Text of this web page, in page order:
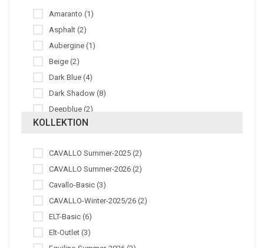
80 (11)
84 (10)
88 (10)
L (7)
M (9)
S (7)
XL (5)
XS (9)
Amaranto (1)
Asphalt (2)
Aubergine (1)
Beige (2)
Dark Blue (4)
Dark Shadow (8)
Deepblue (2)
Denim Blue (1)
Grey (1)
Leaf Green (1)
Marsh (1)
Mud Taupe (1)
Navy (8)
Night Blue (16)
KOLLEKTION
CAVALLO Summer-2025 (2)
CAVALLO Summer-2026 (2)
Cavallo-Basic (3)
CAVALLO-Winter-2025/26 (2)
ELT-Basic (6)
Elt-Outlet (3)